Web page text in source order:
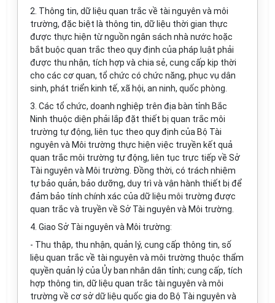
2. Thông tin, dữ liệu quan trắc về tài nguyên và môi
trường, đặc biệt là thông tin, dữ liệu thời gian thực
được thực hiện từ nguồn ngân sách nhà nước hoặc
bắt buộc quan trắc theo quy định của pháp luật phải
được thu nhận, tích hợp và chia sẻ, cung cấp kịp thời
cho các cơ quan, tổ chức có chức năng, phục vụ dân
sinh, phát triển kinh tế, xã hội, an ninh, quốc phòng.
3. Các tổ chức, doanh nghiệp trên địa bàn tỉnh Bắc
Ninh thuộc diện phải lắp đặt thiết bị quan trắc môi
trường tự động, liên tục theo quy định của Bộ Tài
nguyên và Môi trường thực hiện việc truyền kết quả
quan trắc môi trường tự động, liên tục trực tiếp về Sở
Tài nguyên và Môi trường. Đồng thời, có trách nhiệm
tự bảo quản, bảo dưỡng, duy trì và vận hành thiết bị để
đảm bảo tính chính xác của dữ liệu môi trường được
quan trắc và truyền về Sở Tài nguyên và Môi trường.
4. Giao Sở Tài nguyên và Môi trường:
- Thu thập, thu nhận, quản lý, cung cấp thông tin, số
liệu quan trắc về tài nguyên và môi trường thuộc thẩm
quyền quản lý của Ủy ban nhân dân tỉnh; cung cấp, tích
hợp thông tin, dữ liệu quan trắc tài nguyên và môi
trường về cơ sở dữ liệu quốc gia do Bộ Tài nguyên và